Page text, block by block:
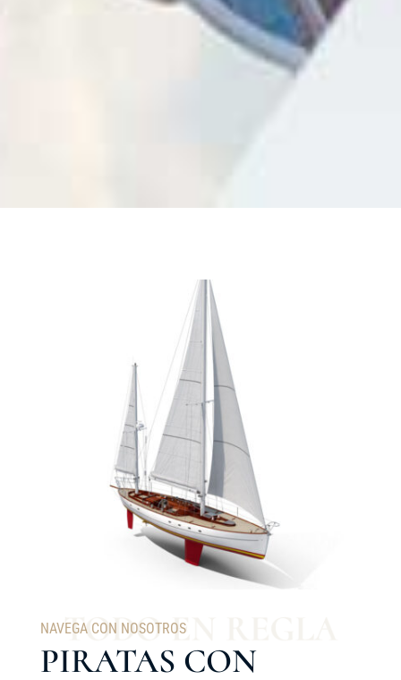
NAVEGA CON NOSOTROS
PIRATAS CON